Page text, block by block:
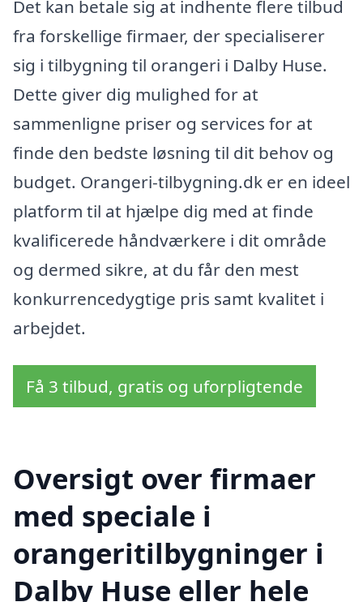
Det kan betale sig at indhente flere tilbud
fra forskellige firmaer, der specialiserer
sig i tilbygning til orangeri i Dalby Huse.
Dette giver dig mulighed for at
sammenligne priser og services for at
finde den bedste løsning til dit behov og
budget. Orangeri-tilbygning.dk er en ideel
platform til at hjælpe dig med at finde
kvalificerede håndværkere i dit område
og dermed sikre, at du får den mest
konkurrencedygtige pris samt kvalitet i
arbejdet.
Få 3 tilbud, gratis og uforpligtende
Oversigt over firmaer
med speciale i
orangeritilbygninger i
Dalby Huse eller hele